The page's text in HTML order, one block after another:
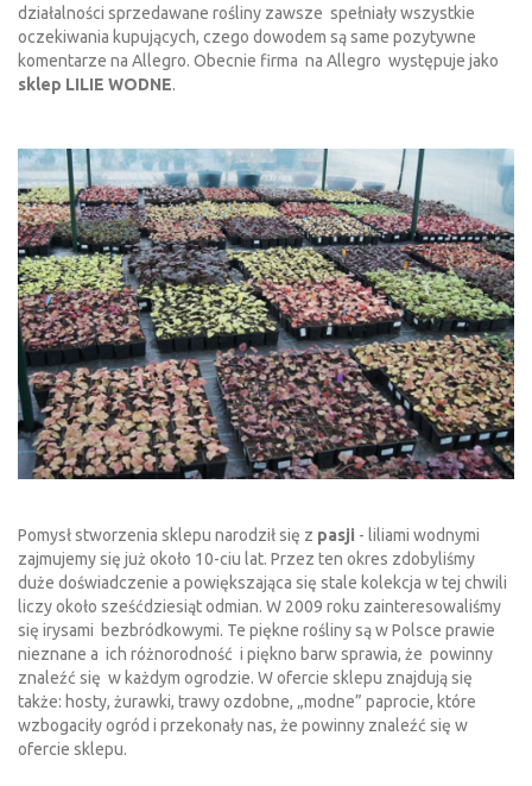
działalności sprzedawane rośliny zawsze spełniały wszystkie
oczekiwania kupujących, czego dowodem są same pozytywne
komentarze na Allegro. Obecnie firma na Allegro występuje jako
sklep LILIE WODNE.
Pomysł stworzenia sklepu narodził się z pasji - liliami wodnymi
zajmujemy się już około 10-ciu lat. Przez ten okres zdobyliśmy
duże doświadczenie a powiększająca się stale kolekcja w tej chwili
liczy około sześćdziesiąt odmian. W 2009 roku zainteresowaliśmy
się irysami bezbródkowymi. Te piękne rośliny są w Polsce prawie
nieznane a ich różnorodność i piękno barw sprawia, że powinny
znaleźć się w każdym ogrodzie. W ofercie sklepu znajdują się
także: hosty, żurawki, trawy ozdobne, „modne” paprocie, które
wzbogaciły ogród i przekonały nas, że powinny znaleźć się w
ofercie sklepu.